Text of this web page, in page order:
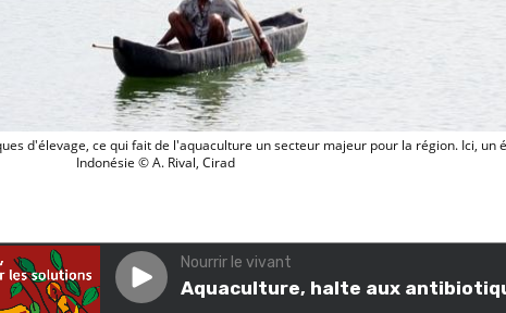
Elevage piscicole sur le lac Batur à Bali en Indonésie © A.
d'élevage, ce qui fait de l'aquaculture un secteur majeur pour la région. Ici, un
Indonésie © A. Rival, Cirad